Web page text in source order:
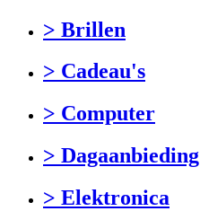
> Brillen
> Cadeau's
> Computer
> Dagaanbieding
> Elektronica